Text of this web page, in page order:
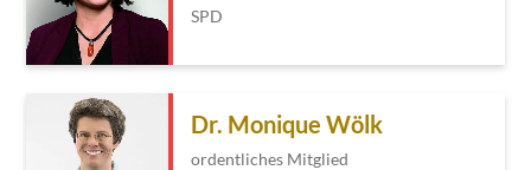
SPD
Dr. Monique Wölk
ordentliches Mitglied